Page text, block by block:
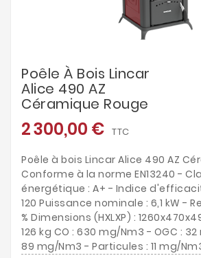
Poêle À Bois Lincar
Alice 490 AZ
Céramique Rouge
2 300,00 € TTC
Poêle à bois Lincar Alice 490 AZ
Conforme à la norme EN13240 -
énergétique : A+ - Indice
120 Puissance nominale : 6,1 kW -
% Dimensions (HXLXP) :
126 kg CO : 630 mg/Nm3 - OGC :
89 mg/Nm3 - Particules : 11 mg/Nm3